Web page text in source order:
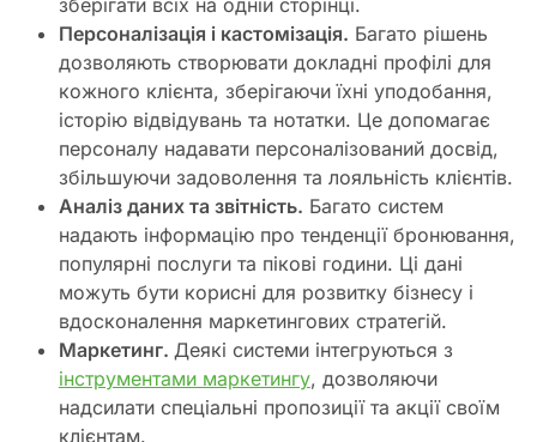
зберігати всіх на одній сторінці.
Персоналізація і кастомізація. Багато рішень
дозволяють створювати докладні профілі для
кожного клієнта, зберігаючи їхні уподобання,
історію відвідувань та нотатки. Це допомагає
персоналу надавати персоналізований досвід,
збільшуючи задоволення та лояльність клієнтів.
Аналіз даних та звітність. Багато систем
надають інформацію про тенденції бронювання,
популярні послуги та пікові години. Ці дані
можуть бути корисні для розвитку бізнесу і
вдосконалення маркетингових стратегій.
Маркетинг. Деякі системи інтегруються з
інструментами маркетингу, дозволяючи
надсилати спеціальні пропозиції та акції своїм
клієнтам.